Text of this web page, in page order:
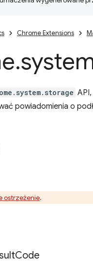
Chrome Extensions
.
powiadomienia o
ostrzeżenie.
Code